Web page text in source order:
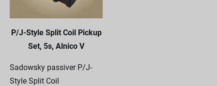
P/J-Style Split Coil Pickup
Set, 5s, Alnico V
Sadowsky passiver P/J-
Style Split Coil